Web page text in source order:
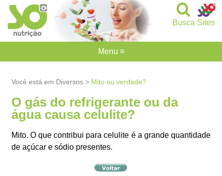
Sites
Busca
Você está em Diversos > Mito ou verdade?
O gás do refrigerante ou da
água causa celulite?
Mito. O que contribui para celulite é a grande quantidade
de açúcar e sódio presentes.